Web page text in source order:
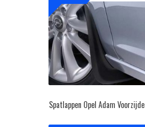
Spatlappen Opel Adam Voorzijde